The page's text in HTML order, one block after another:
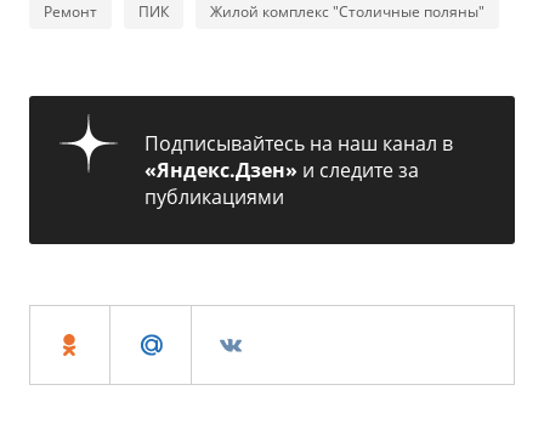
Ремонт ПИК Жилой комплекс "Столичные поляны"
Подписывайтесь на наш канал в
«Яндекс.Дзен» и следите за
публикациями